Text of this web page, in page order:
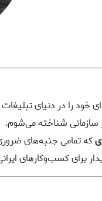
خود را در دنیای تبلیغات
سازمانی شناخته می‌شوم.
که تمامی جنبه‌های
برای کسب‌وکارهای